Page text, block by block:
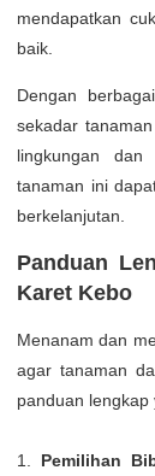
mendapatkan
baik.
Dengan
sekadar
lingkungan dan
tanaman ini
berkelanjutan.
Panduan
Karet Kebo
Menanam dan
agar tanaman
panduan lengkap
1. Pemilihan